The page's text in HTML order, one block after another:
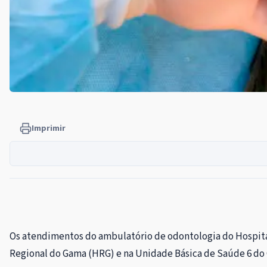
Imprimir
Os atendimentos do ambulatório de odontologia do
Regional do Gama (HRG) e na Unidade Básica de Saúde 6